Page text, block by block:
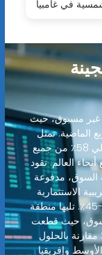
في غامبيا
غير مسبوق، حيث
الأربع الماضية. تمثل
أنظمة الطاقة الهجينة والكهروضوئية الآن حوالي 58٪ من جميع
العالم. تقود
بنسبة 60٪ من حصة السوق، مدفوعة
الاستثمارية
التي تقلل التكاليف الإجمالية للنظام بنسبة 28-45٪. تليها منطقة
42٪ من حصة السوق، حيث قطعت
المعيارية أوقات التثبيت بنسبة 72٪ مقارنة بالحلول
وإفريقيا